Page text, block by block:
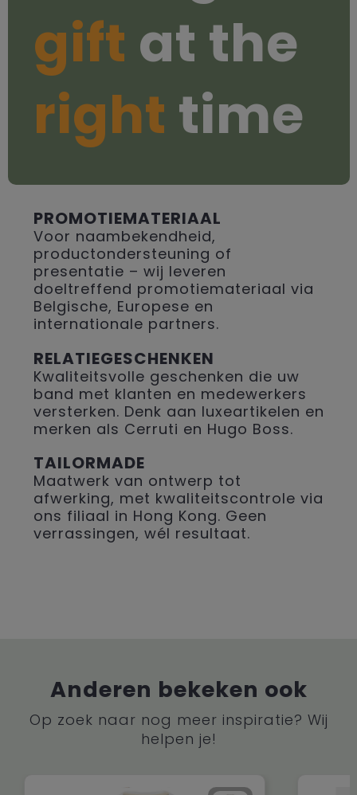
gift at the
right time
PROMOTIEMATERIAAL
Voor naambekendheid,
productondersteuning of
presentatie – wij leveren
doeltreffend promotiemateriaal via
Belgische, Europese en
internationale partners.
RELATIEGESCHENKEN
Kwaliteitsvolle geschenken die uw
band met klanten en medewerkers
versterken. Denk aan luxeartikelen en
merken als Cerruti en Hugo Boss.
TAILORMADE
Maatwerk van ontwerp tot
afwerking, met kwaliteitscontrole via
ons filiaal in Hong Kong. Geen
verrassingen, wél resultaat.
Anderen bekeken ook
Op zoek naar nog meer inspiratie? Wij
helpen je!